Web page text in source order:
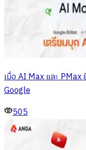
เมื่อ AI Max และ
Google
505